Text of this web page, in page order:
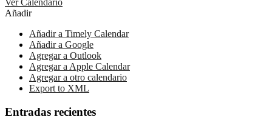
Ver Calendario
Añadir
Añadir a Timely Calendar
Añadir a Google
Agregar a Outlook
Agregar a Apple Calendar
Agregar a otro calendario
Export to XML
Entradas recientes